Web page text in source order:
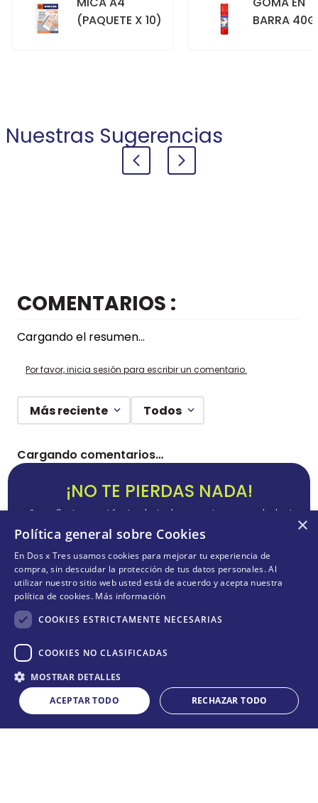
Cantidad
＋
－ COMPRAR
(PAQUETE X 10)
BARRA
Nuestras Sugerencias
COMENTARIOS
Cargando el resumen…
Por favor, inicia sesión para escribir un comentario.
Más reciente Todos
Cargando comentarios…
¡NO TE PIERDAS NADA!
¡Suscríbete y entérate de todas nuestras novedades!
ENVIAR
Aceptatérminos y condiciones
CONÓCENOS +
POLÍTICAS +
TE AYUDAMOS +
×
Política general sobre Cookies
En Dos x Tres usamos cookies para mejorar tu experiencia de
compra, sin descuidar la protección de tus datos personales. Al
utilizar nuestro sitio web usted está de acuerdo y acepta nuestra
política de cookies. Más información
COOKIES ESTRICTAMENTE NECESARIAS
COOKIES NO CLASIFICADAS
MOSTRAR DETALLES
ACEPTAR TODO
RECHAZAR TODO